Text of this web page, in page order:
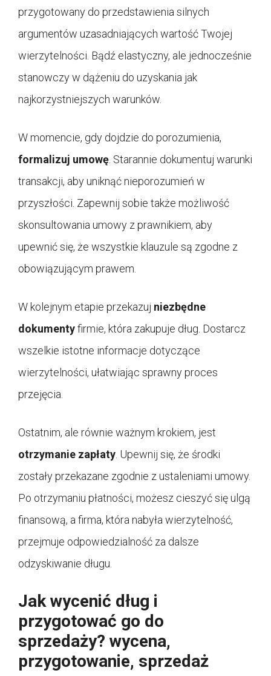
przygotowany do przedstawienia silnych
argumentów uzasadniających wartość Twojej
wierzytelności. Bądź elastyczny, ale jednocześnie
stanowczy w dążeniu do uzyskania jak
najkorzystniejszych warunków.
W momencie, gdy dojdzie do porozumienia,
formalizuj umowę . Starannie dokumentuj warunki
transakcji, aby uniknąć nieporozumień w
przyszłości. Zapewnij sobie także możliwość
skonsultowania umowy z prawnikiem, aby
upewnić się, że wszystkie klauzule są zgodne z
obowiązującym prawem.
W kolejnym etapie przekazuj niezbędne
dokumentyfirmie, która zakupuje dług. Dostarcz
wszelkie istotne informacje dotyczące
wierzytelności, ułatwiając sprawny proces
przejęcia.
Ostatnim, ale równie ważnym krokiem, jest
otrzymanie zapłaty . Upewnij się, że środki
zostały przekazane zgodnie z ustaleniami umowy.
Po otrzymaniu płatności, możesz cieszyć się ulgą
finansową, a firma, która nabyła wierzytelność,
przejmuje odpowiedzialność za dalsze
odzyskiwanie długu.
Jak wycenić dług i
przygotować go do
sprzedaży? wycena,
przygotowanie, sprzedaż